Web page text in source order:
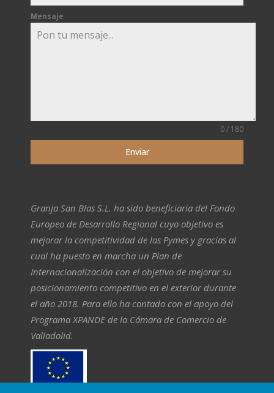
Mensaje
0 / 180
Enviar
Granja San Blas S.L. ha sido beneficiaria del Fondo
Europeo de Desarrollo Regional cuyo objetivo es
mejorar la competitividad de las Pymes y gracias al
cual ha puesto en marcha un Plan de
Internacionalización con el objetivo de mejorar su
posicionamiento competitivo en el exterior durante
el año 2018. Para ello ha contado con el apoyo del
Programa XPANDE de la Cámara de Comercio de
Valladolid.